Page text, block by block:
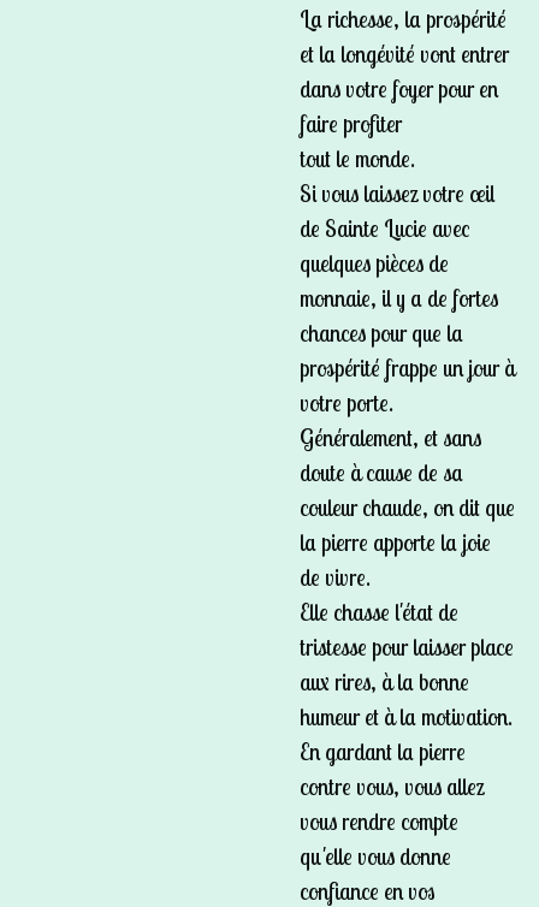
La richesse, la prospérité
et la longévité vont entrer
dans votre foyer pour en
faire profiter
tout le monde.
Si vous laissez votre œil
de Sainte Lucie avec
quelques pièces de
monnaie, il y a de fortes
chances pour que la
prospérité frappe un jour à
votre porte.
Généralement, et sans
doute à cause de sa
couleur chaude, on dit que
la pierre apporte la joie
de vivre.
Elle chasse l'état de
tristesse pour laisser place
aux rires, à la bonne
humeur et à la motivation.
En gardant la pierre
contre vous, vous allez
vous rendre compte
qu'elle vous donne
confiance en vos